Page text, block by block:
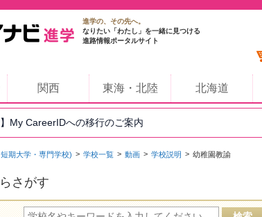
進学の、その先へ。
なりたい「わたし」を一緒に見つける
進路情報ポータルサイト
関西 東海・北陸 北海道
】My CareerIDへの移行のご案内
期大学・専門学校) 学校一覧 動画 学校説明 幼稚園教諭
さがす